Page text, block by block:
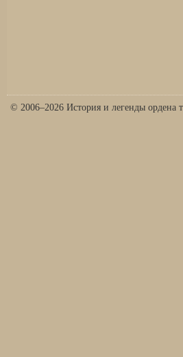
© 2006–2026 История и легенды ордена